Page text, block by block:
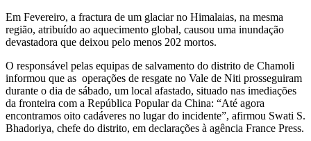
Em Fevereiro, a fractura de um glaciar no Himalaias, na mesma
região, atribuído ao aquecimento global, causou uma inundação
devastadora que deixou pelo menos 202 mortos.
O responsável pelas equipas de salvamento do distrito de Chamoli
informou que as operações de resgate no Vale de Niti prosseguiram
durante o dia de sábado, um local afastado, situado nas imediações
da fronteira com a República Popular da China: “Até agora
encontramos oito cadáveres no lugar do incidente”, afirmou Swati S.
Bhadoriya, chefe do distrito, em declarações à agência France Press.